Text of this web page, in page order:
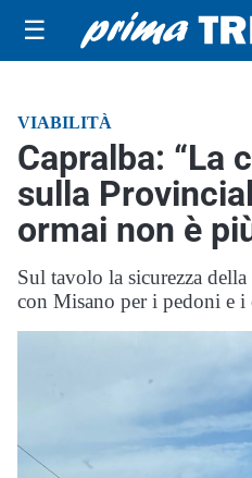
☰
VIABILITÀ
Capralba: “La
sulla
ormai non è
Sul tavolo la sicurezza
con Misano per i pedoni e i